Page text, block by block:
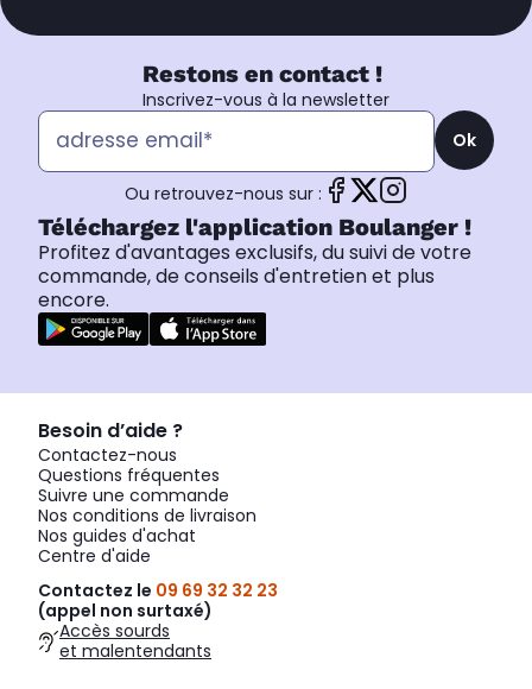
Restons en contact !
Inscrivez-vous à la newsletter
Ok
Ou retrouvez-nous sur :
Téléchargez l'application Boulanger !
Profitez d'avantages exclusifs, du suivi de votre
commande, de conseils d'entretien et plus
encore.
Besoin d’aide ?
Contactez-nous
Questions fréquentes
Suivre une commande
Nos conditions de livraison
Nos guides d'achat
Centre d'aide
Contactez le 09 69 32 32 23
(appel non surtaxé)
Accès sourds
et malentendants